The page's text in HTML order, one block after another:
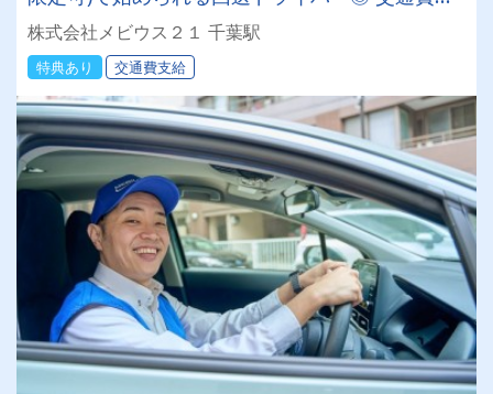
額支給＆直行直帰♪日本全国でスキマ時間を有効
活用！
株式会社メビウス２１ 千葉駅
特典あり 交通費支給